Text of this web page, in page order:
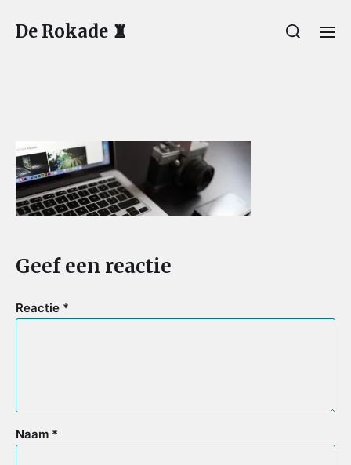
De Rokade ♜
Geef een reactie
Reactie *
Naam *